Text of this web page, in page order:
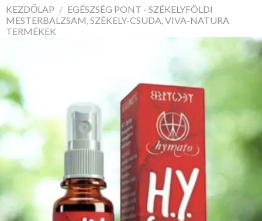
KEZDŐLAP / EGÉSZSÉG PONT - SZÉKELYFÖLDI
MESTERBALZSAM, SZÉKELY-CSUDA, VIVA-NATURA
TERMÉKEK